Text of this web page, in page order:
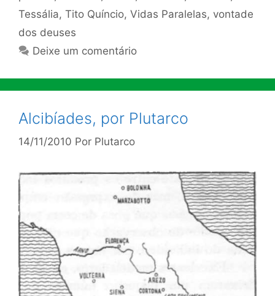
Tessália, Tito Quíncio, Vidas Paralelas, vontade
dos deuses
Deixe um comentário
Alcibíades, por Plutarco
14/11/2010 Por Plutarco